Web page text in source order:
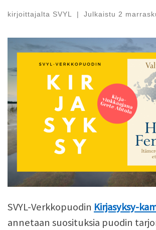
kirjoittajalta SVYL | Julkaistu 2
SVYL-Verkkopuodin Kirjasyksy-
annetaan suosituksia puodin